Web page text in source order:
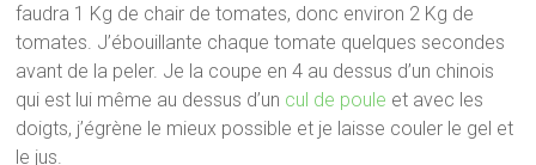
faudra 1 Kg de chair de tomates, donc environ 2 Kg de
tomates. J’ébouillante chaque tomate quelques secondes
avant de la peler. Je la coupe en 4 au dessus d’un chinois
qui est lui même au dessus d’un cul de poule et avec les
doigts, j’égrène le mieux possible et je laisse couler le gel et
le jus.